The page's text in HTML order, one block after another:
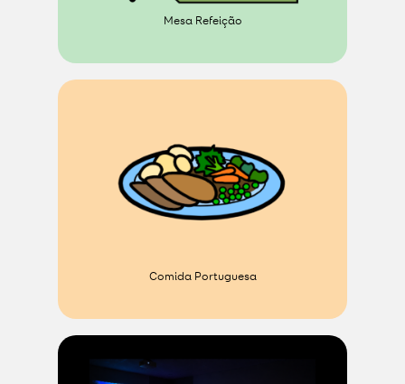
Mesa Refeição
Comida Portuguesa